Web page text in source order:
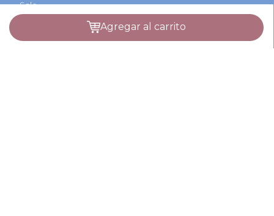
agregar al carrito
Hot Sale
Black Friday